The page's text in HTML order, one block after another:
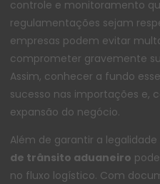
controle e monitoramento
regulamentações sejam
empresas podem evitar
comprometer gravemente
Assim, conhecer a fundo
sucesso nas importações e,
expansão do negócio.
Além de garantir a
de trânsito aduaneiro
no fluxo logístico. Com